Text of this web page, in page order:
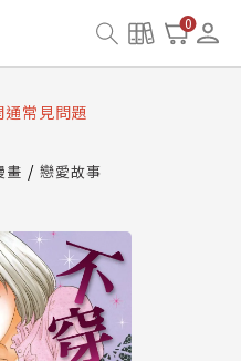
0
資產合併與書櫃開通申請
通常見問題
成書櫃開通與資產合併申
資產合併與書櫃開通申請
畫
戀愛故事